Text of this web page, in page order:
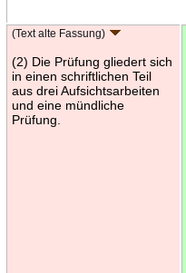
(Text alte Fassung)
(2) Die Prüfung gliedert sich
in einen schriftlichen Teil
aus drei Aufsichtsarbeiten
und eine mündliche
Prüfung.